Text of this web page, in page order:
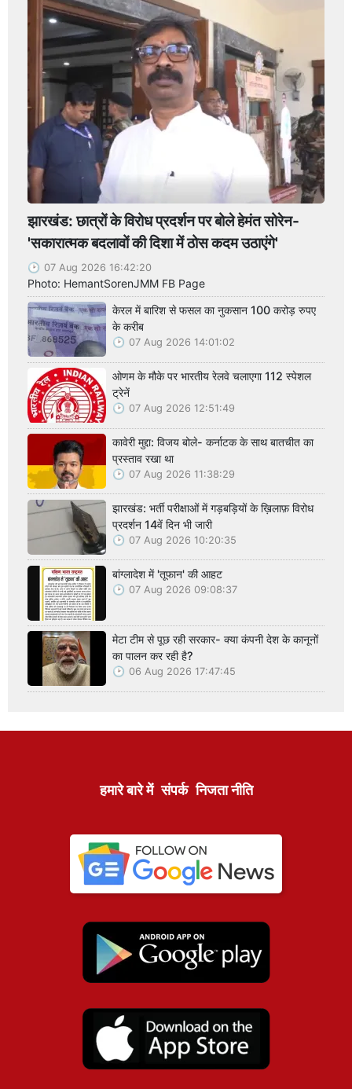
झारखंड: छात्रों के विरोध प्रदर्शन पर बोले हेमंत सोरेन-
'सकारात्मक बदलावों की दिशा में ठोस कदम उठाएंगे'
07 Aug 2026 16:42:20
Photo: HemantSorenJMM FB Page
केरल में बारिश से फसल का नुकसान 100 करोड़ रुपए
के करीब
07 Aug 2026 14:01:02
ओणम के मौके पर भारतीय रेलवे चलाएगा 112 स्पेशल
ट्रेनें
07 Aug 2026 12:51:49
कावेरी मुद्दा: विजय बोले- कर्नाटक के साथ बातचीत का
प्रस्ताव रखा था
07 Aug 2026 11:38:29
झारखंड: भर्ती परीक्षाओं में गड़बड़ियों के ख़िलाफ़ विरोध
प्रदर्शन 14वें दिन भी जारी
07 Aug 2026 10:20:35
बांग्लादेश में 'तूफान' की आहट
07 Aug 2026 09:08:37
मेटा टीम से पूछ रही सरकार- क्या कंपनी देश के कानूनों
का पालन कर रही है?
06 Aug 2026 17:47:45
हमारे बारे में संपर्क निजता नीति